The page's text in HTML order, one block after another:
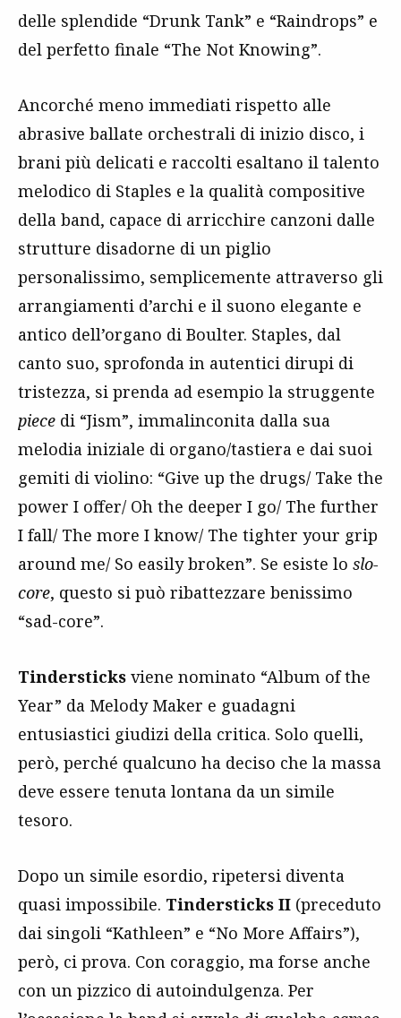
delle splendide “Drunk Tank” e “Raindrops” e
del perfetto finale “The Not Knowing”.
Ancorché meno immediati rispetto alle
abrasive ballate orchestrali di inizio disco, i
brani più delicati e raccolti esaltano il talento
melodico di Staples e la qualità compositive
della band, capace di arricchire canzoni dalle
strutture disadorne di un piglio
personalissimo, semplicemente attraverso gli
arrangiamenti d’archi e il suono elegante e
antico dell’organo di Boulter. Staples, dal
canto suo, sprofonda in autentici dirupi di
tristezza, si prenda ad esempio la struggente
piece di “Jism”, immalinconita dalla sua
melodia iniziale di organo/tastiera e dai suoi
gemiti di violino: “Give up the drugs/ Take the
power I offer/ Oh the deeper I go/ The further
I fall/ The more I know/ The tighter your grip
around me/ So easily broken”. Se esiste lo slo-
core, questo si può ribattezzare benissimo
“sad-core”.
Tindersticks viene nominato “Album of the
Year” da Melody Maker e guadagni
entusiastici giudizi della critica. Solo quelli,
però, perché qualcuno ha deciso che la massa
deve essere tenuta lontana da un simile
tesoro.
Dopo un simile esordio, ripetersi diventa
quasi impossibile. Tindersticks II (preceduto
dai singoli “Kathleen” e “No More Affairs”),
però, ci prova. Con coraggio, ma forse anche
con un pizzico di autoindulgenza. Per